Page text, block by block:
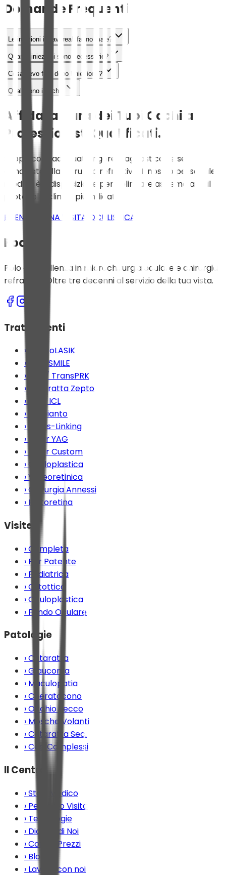
Domande Frequenti
Le iniezioni intravitreali fanno male?
Quante iniezioni sono necessarie?
Cosa devo fare dopo l'iniezione?
Quali sono i rischi?
Affida la Cura dei Tuoi Occhi a
Professionisti Qualificati.
Scopri con l'adeguato rigore diagnostico se sei
candidato alla chirurgia refrattiva. Il nostro personale
medico è a disposizione per delineare assieme a te il
protocollo clinico più indicato.
PRENOTA UNA VISITA OCULISTICA
Footer
Polo d'eccellenza in microchirurgia oculare e chirurgia
refrattiva. Oltre tre decenni al servizio della tua vista.
Trattamenti
› FemtoLASIK
› KLEX SMILE
› PRK / TransPRK
› Cataratta Zepto
›Lenti ICL
› Trapianto
› Cross-Linking
› Laser YAG
› Laser Custom
›Oculoplastica
›Vitreoretinica
›Chirurgia Annessi
› Iontoretina
Visite
›Completa
› Per Patente
› Pediatrica
›Ortottica
›Oculoplastica
› Fondo Oculare
Patologie
›Cataratta
›Glaucoma
› Maculopatia
›Cheratocono
›Occhio Secco
› Mosche Volanti
›Cataratta Sec.
›Casi Complessi
Il Centro
›Staff Medico
› Percorso Visita
› Tecnologie
› Dicono di Noi
›Costi e Prezzi
› Blog
› Lavora con noi